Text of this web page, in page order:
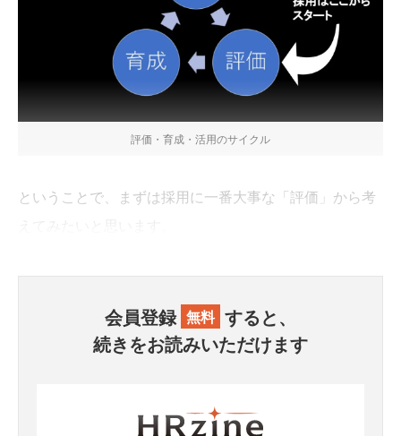
評価・育成・活用のサイクル
ということで、まずは採用に一番大事な「評価」から考
会員登録 無料 すると、
続きをお読みいただけます